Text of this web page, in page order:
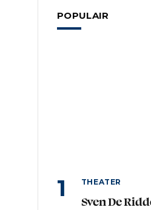
POPULAIR
THEATER
Sven De